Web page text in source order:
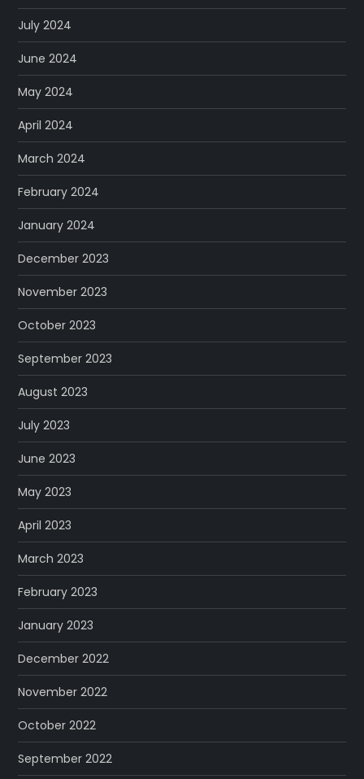
July 2024
June 2024
May 2024
April 2024
March 2024
February 2024
January 2024
December 2023
November 2023
October 2023
September 2023
August 2023
July 2023
June 2023
May 2023
April 2023
March 2023
February 2023
January 2023
December 2022
November 2022
October 2022
September 2022